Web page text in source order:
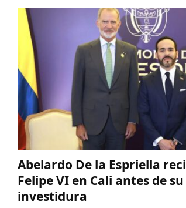
Abelardo De la Espriella
Felipe VI en Cali antes de su
investidura